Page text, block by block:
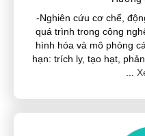
-Nghiên cứu cơ chế,
quá trình trong công
hình hóa và mô phỏng
hạn: trích ly, tạo hạt,